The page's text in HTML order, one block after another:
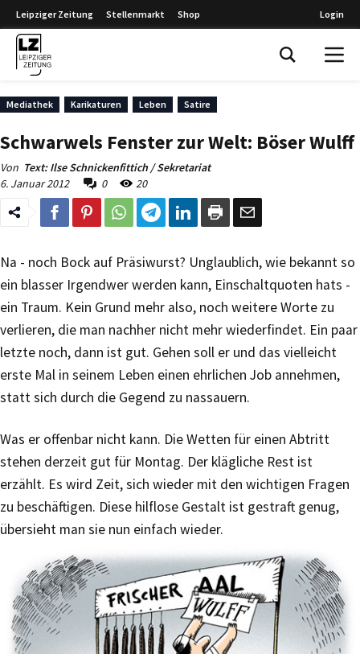
Leipziger Zeitung Stellenmarkt Shop Login
Mediathek Karikaturen Leben Satire
Schwarwels Fenster zur Welt: Böser Wulff
Von Text: Ilse Schnickenfittich / Sekretariat
6. Januar 2012
0 20
Na - noch Bock auf Präsiwurst? Unglaublich, wie bekannt so
ein blasser Irgendwer werden kann, Einschaltquoten hats -
ein Traum. Kein Grund mehr also, noch weitere Worte zu
verlieren, die man nachher nicht mehr wiederfindet. Ein paar
letzte noch, dann ist gut. Gehen soll er und das vielleicht
erste Mal in seinem Leben einen ehrlichen Job annehmen,
statt sich durch die Gegend zu nassauern.
Was er offenbar nicht kann. Die Wetten für einen Abtritt
stehen derzeit gut für Montag. Der klägliche Rest ist
erzählt. Es wird Zeit, sich wieder mit den wichtigen Fragen
zu beschäftigen. Diese hilflose Gestalt ist gestraft genug,
übersieht man sie nun einfach wieder.